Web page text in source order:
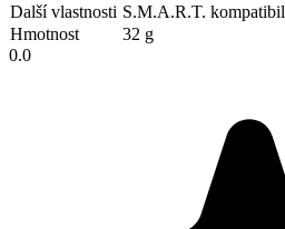
Další vlastnosti S.M.A.R.T.
Hmotnost
32 g
0.0